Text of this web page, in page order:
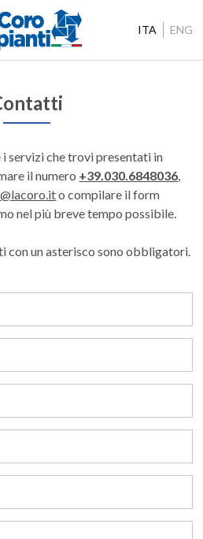
ITA ENG
servizi che trovi presentati in
il numero +39.030.6848036,
o compilare il form
nel più breve tempo possibile.
con un asterisco sono obbligatori.